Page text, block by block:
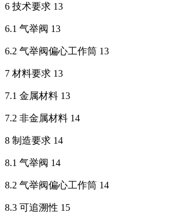
6 技术要求 13
6.1 气举阀 13
6.2 气举阀偏心工作筒 13
7 材料要求 13
7.1 金属材料 13
7.2 非金属材料 14
8 制造要求 14
8.1 气举阀 14
8.2 气举阀偏心工作筒 14
8.3 可追溯性 15